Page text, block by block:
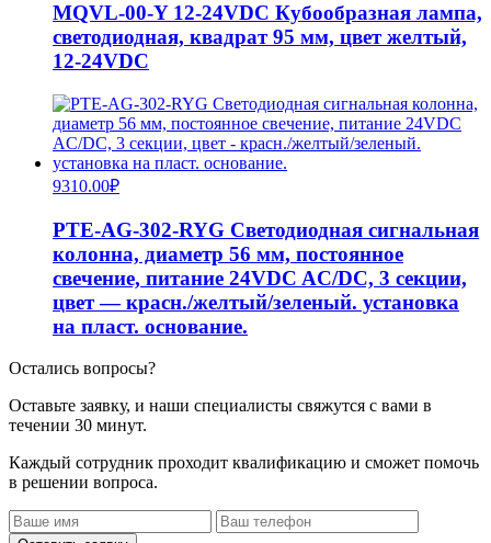
MQVL-00-Y 12-24VDC Кубообразная лампа,
светодиодная, квадрат 95 мм, цвет желтый,
12-24VDC
9310.00₽
PTE-AG-302-RYG Светодиодная сигнальная
колонна, диаметр 56 мм, постоянное
свечение, питание 24VDC AC/DC, 3 секции,
цвет — красн./желтый/зеленый. установка
на пласт. основание.
Остались вопросы?
Оставьте заявку, и наши специалисты свяжутся с вами в
течении 30 минут.
Каждый сотрудник проходит квалификацию и сможет помочь
в решении вопроса.